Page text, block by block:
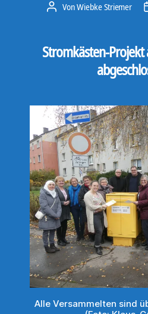
Beitragsautor
VonWiebke Striemer
Stromkästen-
Alle Versammelten sind